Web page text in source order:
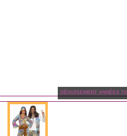
DÉGUISEMENT ANNÉES 70